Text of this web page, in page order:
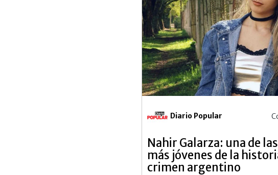
Diario Popular
Nahir Galarza: una de
más jóvenes de la
crimen argentino